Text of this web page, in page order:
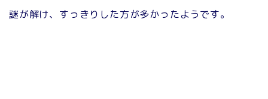
謎が解け、すっきりした方が多かったようです。